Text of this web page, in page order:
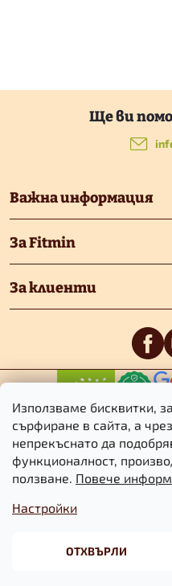
Използваме бисквитки,
сърфиране в сайта, а
непрекъснато да
функционалност,
ползване. Повече
Настройки
ОТХВЪРЛИ
т
е
р
Важна информация
За Fitmin
За клиенти
Търговски
Авторско право 2026Fitmin.bg.
на